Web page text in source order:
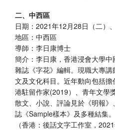
二、中西區
日期：2021年12月28日（二）
地區：中西區
導師：李日康博士
簡介：李日康，香港浸會大學
雜誌《字花》編輯。現職大專
文及文化科目。近年動向包括
港駐留作家(2019）、青年文學
散文、小說、評論見於《明報
誌《Sample樣本》及多種結集
（香港：後話文字工作室，2021